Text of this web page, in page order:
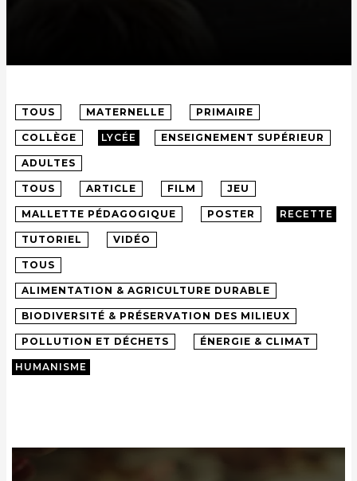
TOUS MATERNELLE PRIMAIRE
COLLÈGE LYCÉE ENSEIGNEMENT SUPÉRIEUR
ADULTES
TOUS ARTICLE FILM JEU
MALLETTE PÉDAGOGIQUE POSTER RECETTE
TUTORIEL VIDÉO
TOUS
ALIMENTATION & AGRICULTURE DURABLE
BIODIVERSITÉ & PRÉSERVATION DES MILIEUX
POLLUTION ET DÉCHETS ÉNERGIE & CLIMAT
HUMANISME